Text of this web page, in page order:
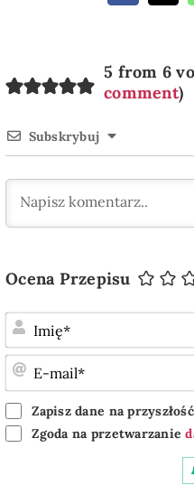
5 from 6
comment)
Subskrybuj
Ocena Przepisu
Zapisz dane na przyszłość
Zgoda na przetwarzanie